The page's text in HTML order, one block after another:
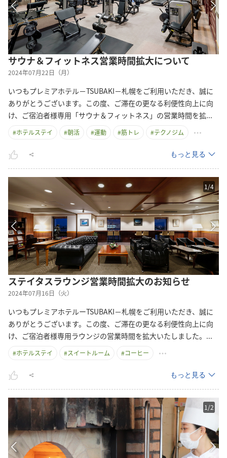
サウナ＆フィットネス営業時間拡大について
2024年07月22日（月）
いつもプレミアホテル－TSUBAKI－札幌をご利用いただき、誠に
ありがとうございます。この度、ご滞在の更なる利便性向上に向
け、ご宿泊者様専用「サウナ＆フィットネス」の営業時間を拡...
#ホテルステイ #朝活 #運動 #筋トレ #テクノジム
もっと見る
1/4
ステイタスラウンジ営業時間拡大のお知らせ
2024年07月16日（火）
いつもプレミアホテルーTSUBAKI－札幌をご利用いただき、誠に
ありがとうございます。この度、ご滞在の更なる利便性向上に向
け、ご宿泊者様専用ラウンジの営業時間を拡大いたしました。 ...
#ホテルステイ #スイートルーム #コーヒー
もっと見る
1 /2